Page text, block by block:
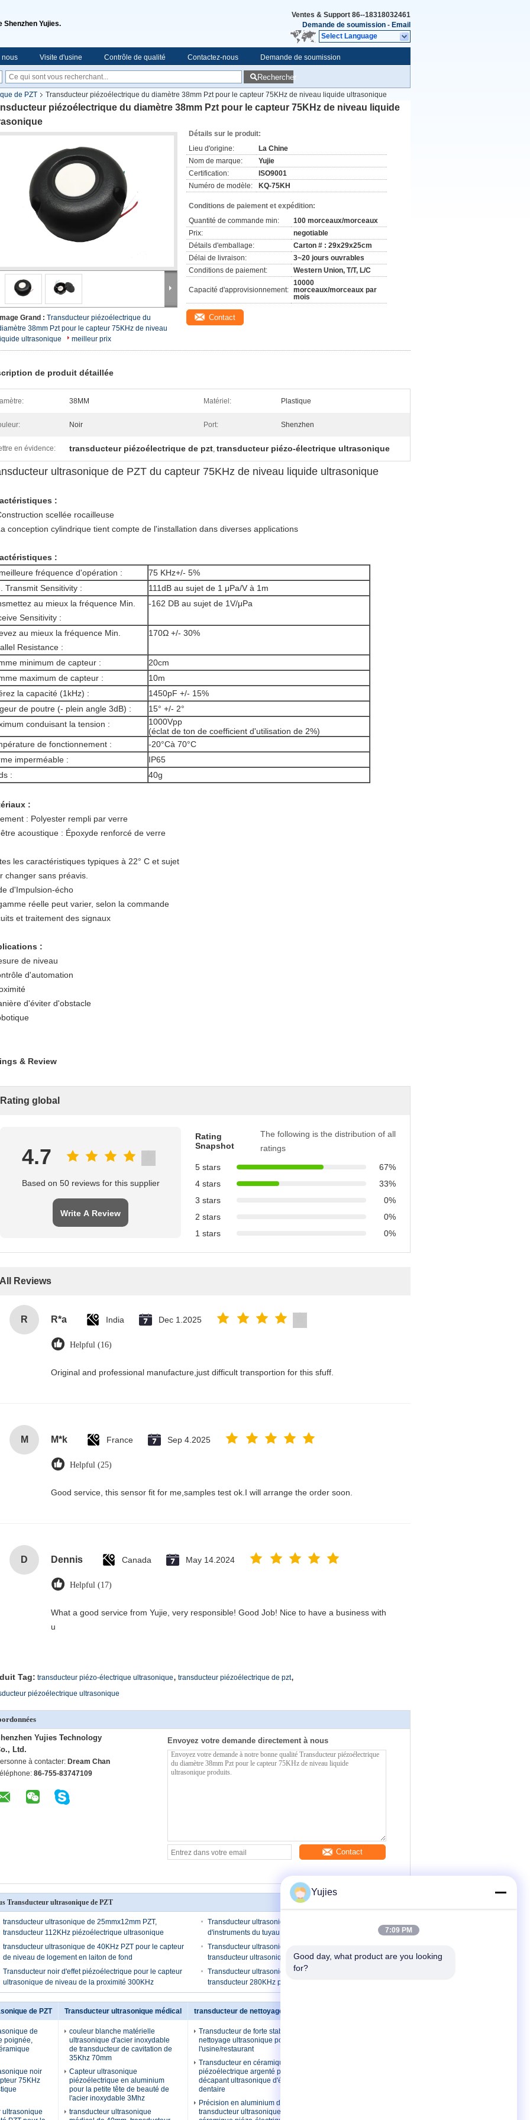
Shenzhen Yujies.
Ventes & Support 86--18318032461
Demande de soumission - Email
Select Language
nous Visite d'usine Contrôle de qualité Contactez-nous Demande de soumission
Rechercher
de PZT Transducteur piézoélectrique du diamètre 38mm Pzt pour le capteur 75KHz de niveau liquide ultrasonique
piézoélectrique du diamètre 38mm Pzt pour le capteur 75KHz de niveau liquide
Grand : Transducteur piézoélectrique du
38mm Pzt pour le capteur 75KHz de niveau
ultrasonique
meilleur prix
Détails sur le produit:
Lieu d'origine:
La Chine
Nom de marque:
Yujie
Certification:
ISO9001
Numéro de modèle:
KQ-75KH
Conditions de paiement et expédition:
Quantité de commande min:
100 morceaux/morceaux
Prix:
negotiable
Détails d'emballage:
Carton # : 29x29x25cm
Délai de livraison:
3~20 jours ouvrables
Conditions de paiement:
Western Union, T/T, L/C
Capacité d'approvisionnement:
10000
morceaux/morceaux par
mois
Contact
de produit détaillée
38MM Matériel: Plastique
Noir Port: Shenzhen
en évidence: transducteur piézoélectrique de pzt, transducteur piézo-électrique ultrasonique
ultrasonique de PZT du capteur 75KHz de niveau liquide ultrasonique
:
scellée rocailleuse
conception cylindrique tient compte de l'installation dans diverses applications
:
fréquence d'opération :
75 KHz+/- 5%
Transmit Sensitivity :
111dB au sujet de 1 μPa/V à 1m
au mieux la fréquence Min.
Sensitivity :
-162 DB au sujet de 1V/μPa
au mieux la fréquence Min.
Resistance :
170Ω +/- 30%
minimum de capteur :
20cm
maximum de capteur :
10m
la capacité (1kHz) :
1450pF +/- 15%
de poutre (- plein angle 3dB) :
15° +/- 2°
conduisant la tension :
1000Vpp
(éclat de ton de coefficient d'utilisation de 2%)
de fonctionnement :
-20°Cà 70°C
imperméable :
IP65
:
40g
:
: Polyester rempli par verre
acoustique : Époxyde renforcé de verre
les caractéristiques typiques à 22° C et sujet
changer sans préavis.
d'Impulsion-écho
réelle peut varier, selon la commande
et traitement des signaux
:
de niveau
d'automation
d'éviter d'obstacle
& Review
Rating global
4.7
Based on 50 reviews for this supplier
Write A Review
Rating
Snapshot
The following is the distribution of all
ratings
5 stars
67%
4 stars
33%
3 stars
0%
2 stars
0%
1 stars
0%
All Reviews
R R*a India Dec 1.2025
Helpful (16)
Original and professional manufacture,just difficult transportion for this sfuff.
M M*k France Sep 4.2025
Helpful (25)
Good service, this sensor fit for me,samples test ok.I will arrange the order soon.
D Dennis Canada May 14.2024
Helpful (17)
What a good service from Yujie, very responsible! Good Job! Nice to have a business with
u
Tag: transducteur piézo-électrique ultrasonique, transducteur piézoélectrique de pzt,
piézoélectrique ultrasonique
Yujies Technology
Ltd.
à contacter: Dream Chan
86-755-83747109
Envoyez votre demande directement à nous
Contact
Transducteur ultrasonique de PZT
transducteur ultrasonique de 25mmx12mm PZT,
transducteur 112KHz piézoélectrique ultrasonique
Transducteur ultrasonique en céramique piézo-électrique
d'instruments du tuyau M30 pour le mètre de niveau
transducteur ultrasonique de 40KHz PZT pour le capteur
de niveau de logement en laiton de fond
Transducteur ultrasonique du plastique PZT, 80KHz
transducteur ultrasonique 60mm x 16mm
Transducteur noir d'effet piézoélectrique pour le capteur
ultrasonique de niveau de la proximité 300KHz
Transducteur ultrasonique liquide du niveau PZT,
transducteur 280KHz piézoélectrique à haute fréquence
de PZT
de
poignée,
noir
75KHz
ultrasonique
Transducteur ultrasonique médical
couleur blanche matérielle
ultrasonique d'acier inoxydable
de transducteur de cavitation de
35Khz 70mm
Capteur ultrasonique
piézoélectrique en aluminium
pour la petite tête de beauté de
l'acier inoxydable 3Mhz
transducteur ultrasonique
transducteur de nettoyage ultrasonique
Transducteur de forte stabilité de
nettoyage ultrasonique pour
l'usine/restaurant
Transducteur en céramique
piézoélectrique argenté pour le
décapant ultrasonique d'écailleur
dentaire
Précision en aluminium de
transducteur ultrasonique en
Yujies
7:09 PM
Good day, what product are you looking
for?